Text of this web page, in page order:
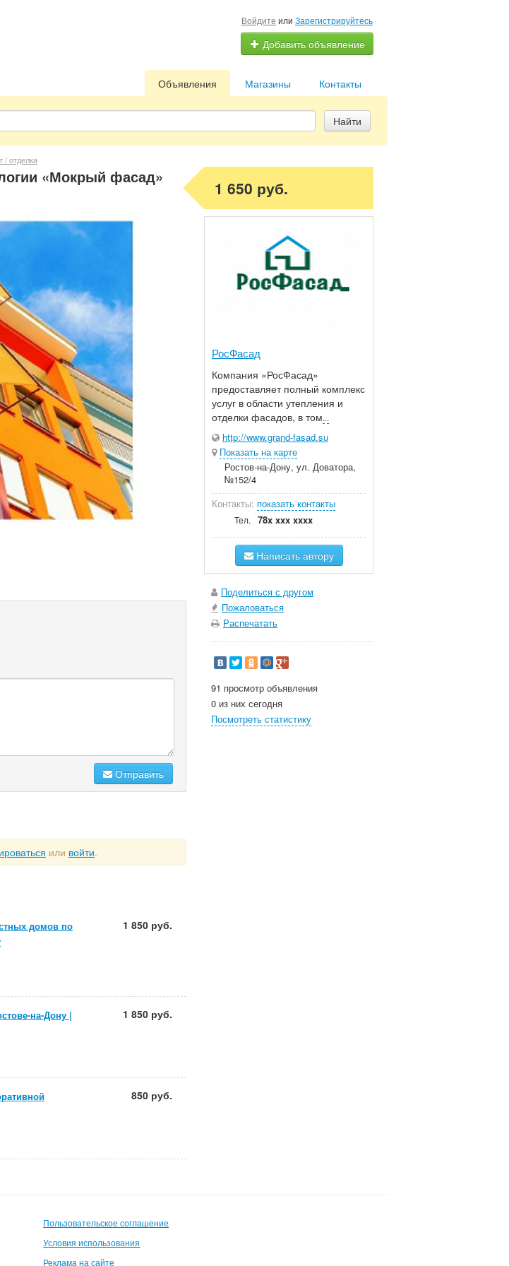
Войдите или Зарегистрируйтесь
Добавить объявление
Контакты
Магазины
Объявления
Найти
/ отделка
«Мокрый фасад»
Отправить
или войти.
домов по
1 850 руб.
на-Дону |
1 850 руб.
850 руб.
1 650 руб.
РосФасад
Компания «РосФасад»
предоставляет полный комплекс
услуг в области утепления и
отделки фасадов, в том...
http://www.grand-fasad.su
Показать на карте
Ростов-на-Дону, ул. Доватора,
№152/4
Контакты: показать контакты
Тел. 78x xxx xxxx
Написать автору
Поделиться с другом
Пожаловаться
Распечатать
91 просмотр объявления
0 из них сегодня
Посмотреть статистику
Пользовательское соглашение
Условия использования
Реклама на сайте